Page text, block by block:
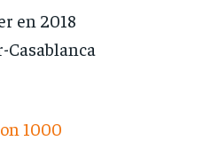
en 2018
1000